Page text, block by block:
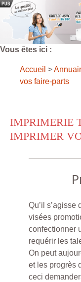
Vous êtes ici :
Accueil >
vos faire-parts
IMPRIMERIE
IMPRIMER
Qu’il
visées
confectionner
requérir les
On peut
et les progrès
ceci